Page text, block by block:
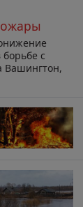
с
Вашингтон,